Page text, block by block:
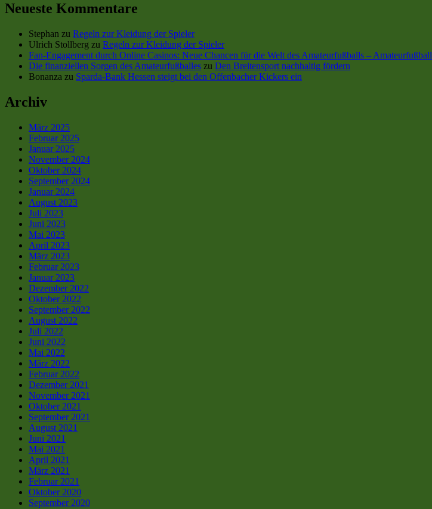
Neueste Kommentare
Stephan zu Regeln zur Kleidung der Spieler
Ulrich Stollberg zu Regeln zur Kleidung der Spieler
Fan-Engagement durch Online Casinos: Neue Chancen für die Welt des Amateurfußballs – Amateurfußball
Die finanziellen Sorgen des Amateurfußballes zu Den Breitensport nachhaltig fördern
Bonanza zu Sparda-Bank Hessen steigt bei den Offenbacher Kickers ein
Archiv
März 2025
Februar 2025
Januar 2025
November 2024
Oktober 2024
September 2024
Januar 2024
August 2023
Juli 2023
Juni 2023
Mai 2023
April 2023
März 2023
Februar 2023
Januar 2023
Dezember 2022
Oktober 2022
September 2022
August 2022
Juli 2022
Juni 2022
Mai 2022
März 2022
Februar 2022
Dezember 2021
November 2021
Oktober 2021
September 2021
August 2021
Juni 2021
Mai 2021
April 2021
März 2021
Februar 2021
Oktober 2020
September 2020